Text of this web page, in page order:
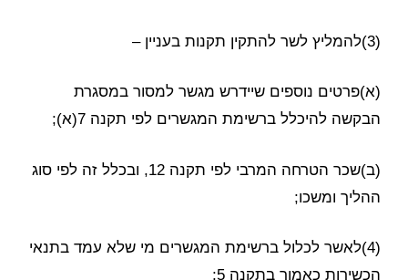
(3)להמליץ לשר להתקין תקנות בעניין –
(א)פרטים נוספים שיידרש מגשר למסור במסגרת
הבקשה להיכלל ברשימת המגשרים לפי תקנה 7(א);
(ב)שכר הטרחה המרבי לפי תקנה 12, ובכלל זה לפי סוג
ההליך ומשכו;
(4)לאשר לכלול ברשימת המגשרים מי שלא עמד בתנאי
הכשירות כאמור בתקנה 5;